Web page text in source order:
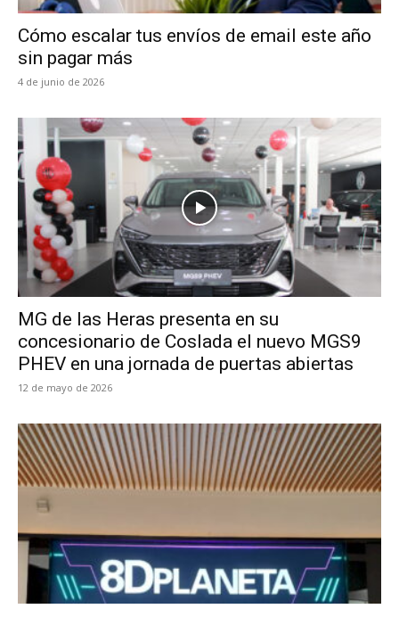
Cómo escalar tus envíos de email este año
sin pagar más
4 de junio de 2026
MG de las Heras presenta en su
concesionario de Coslada el nuevo MGS9
PHEV en una jornada de puertas abiertas
12 de mayo de 2026